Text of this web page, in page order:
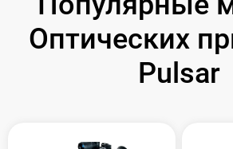
Оптических
Pulsar